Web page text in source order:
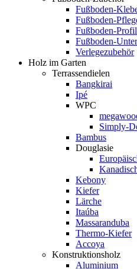
Fußboden-
Fußboden-
Fußboden-
Fußboden-
Verlegezubehör
Holz im Garten
Terrassendielen
Bangkirai
Ipé
WPC
Simply-
Bambus
Douglasie
Kebony
Kiefer
Lärche
Itaúba
Massaranduba
Thermo-Kiefer
Accoya
Konstruktionsholz
Aluminium